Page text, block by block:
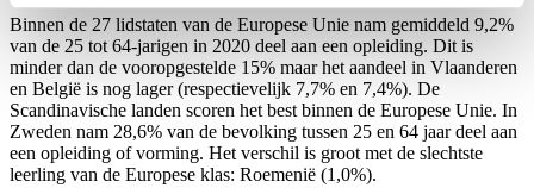
Binnen de 27 lidstaten van de Europese Unie nam gemiddeld 9,2%
van de 25 tot 64-jarigen in 2020 deel aan een opleiding. Dit is
minder dan de vooropgestelde 15% maar het aandeel in Vlaanderen
en België is nog lager (respectievelijk 7,7% en 7,4%). De
Scandinavische landen scoren het best binnen de Europese Unie. In
Zweden nam 28,6% van de bevolking tussen 25 en 64 jaar deel aan
een opleiding of vorming. Het verschil is groot met de slechtste
leerling van de Europese klas: Roemenië (1,0%).